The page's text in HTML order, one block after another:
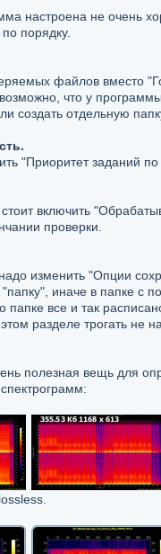
настроена не очень
порядку.
файлов вместо
что у
создать отдельную
"Приоритет заданий
включить
проверки.
изменить "Опции
иначе в папке с
папке все и так
разделе трогать не
полезная вещь для